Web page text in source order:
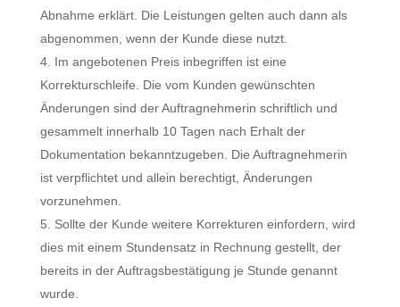
Abnahme erklärt. Die Leistungen gelten auch dann als
abgenommen, wenn der Kunde diese nutzt.
Im angebotenen Preis inbegriffen ist eine
Korrekturschleife. Die vom Kunden gewünschten
Änderungen sind der Auftragnehmerin schriftlich und
gesammelt innerhalb 10 Tagen nach Erhalt der
Dokumentation bekanntzugeben. Die Auftragnehmerin
ist verpflichtet und allein berechtigt, Änderungen
vorzunehmen.
Sollte der Kunde weitere Korrekturen einfordern, wird
dies mit einem Stundensatz in Rechnung gestellt, der
bereits in der Auftragsbestätigung je Stunde genannt
wurde.